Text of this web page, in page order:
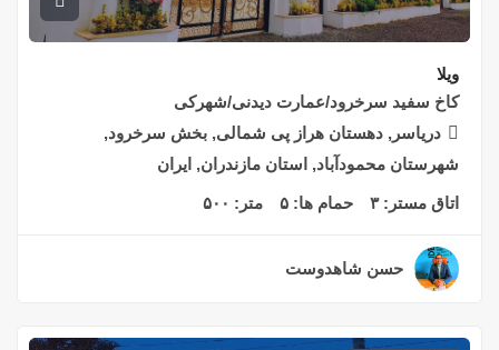
ویلا
کاخ سفید سرخرود/عمارت دیدنی/شهرکی
دریاسر, دهستان هراز پی شمالی, بخش سرخرود,
شهرستان محمودآباد, استان مازندران, ایران
اتاق مستر:۳ حمام ها: ۵ متر: ۵۰۰
حسن شاهدوست